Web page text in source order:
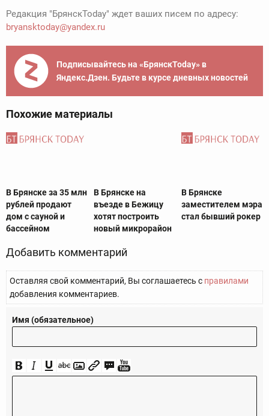
Редакция "БрянскToday" ждет ваших писем по адресу:
bryansktoday@yandex.ru
Подписывайтесь на «БрянскToday» в
Яндекс.Дзен. Будьте в курсе дневных новостей
Похожие материалы
В Брянске за 35 млн
рублей продают
дом с сауной и
бассейном
В Брянске на
въезде в Бежицу
хотят построить
новый микрорайон
В Брянске
заместителем мэра
стал бывший рокер
Добавить комментарий
Оставляя свой комментарий, Вы соглашаетесь с правилами
добавления комментариев.
Имя (обязательное)